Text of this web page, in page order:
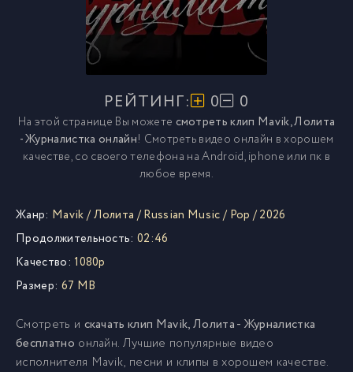
РЕЙТИНГ: 0 0
На этой странице Вы можете смотреть клип Mavik, Лолита
- Журналистка онлайн! Смотреть видео онлайн в хорошем
качестве, со своего телефона на Android, iphone или пк в
любое время.
Жанр: Mavik/Лолита /Russian Music/ Pop /2026
Продолжительность: 02:46
Качество: 1080p
Размер: 67 MB
Смотреть и скачать клип Mavik, Лолита - Журналистка
бесплатно онлайн. Лучшие популярные видео
исполнителя Mavik, песни и клипы в хорошем качестве.